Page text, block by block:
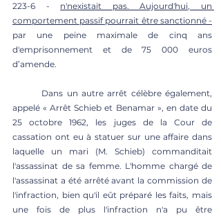
223-6 - n'nexistait pas. Aujourd'hui, un
comportement passif pourrait être sanctionné -
par une peine maximale de cinq ans
d'emprisonnement et de 75 000 euros
d’amende.
appelé « Arrêt Schieb et Benamar », en date du
25 octobre 1962, les juges de la Cour de
cassation ont eu à statuer sur une affaire dans
laquelle un mari (M. Schieb) commanditait
l'assassinat de sa femme. L'homme chargé de
l'assassinat a été arrêté avant la commission de
l'infraction, bien qu'il eût préparé les faits, mais
une fois de plus l'infraction n'a pu être